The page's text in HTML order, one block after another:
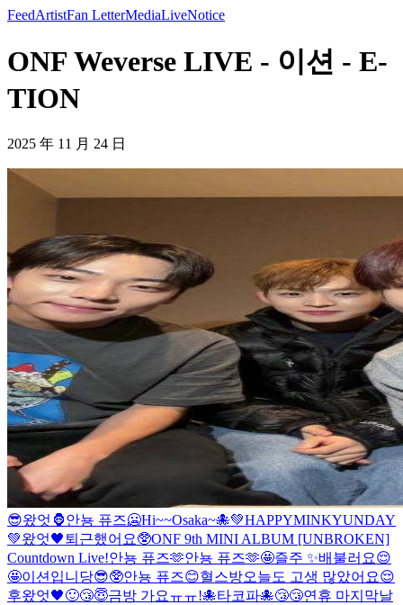
FeedArtistFan LetterMediaLiveNotice
ONF Weverse LIVE - 이션 - E-
TION
2025 年 11 月 24 日
😎왔엇🦍안뇽 퓨즈🥶Hi~~Osaka~🐙💚HAPPYMINKYUNDAY
💚왔엇🖤퇴근했어요🥸ONF 9th MINI ALBUM [UNBROKEN]
Countdown Live!안뇽 퓨즈🫶안뇽 퓨즈🫶🤩즐주 ✨배불러요😌
🤩이션입니당😎🥸안뇽 퓨즈😊혈스방오늘도 고생 많았어요😌
후왔엇🖤🙂😴😇금방 가요ㅠㅠ!🐙타코파🐙😴😴연휴 마지막날